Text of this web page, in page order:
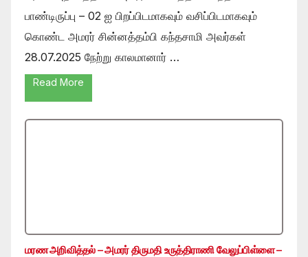
பாண்டிருப்பு – 02 ஐ பிறப்பிடமாகவும் வசிப்பிடமாகவும்
கொண்ட அமரர் சின்னத்தம்பி கந்தசாமி அவர்கள்
28.07.2025 நேற்று காலமானார் …
Read More
மரண அறிவித்தல் – அமரர் திருமதி உருத்திராணி வேலுப்பிள்ளை –